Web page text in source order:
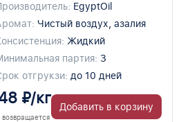
EgyptOil
Чистый воздух, азалия
Жидкий
партия: 3
отгрукзи: до 10 дней
₽/кг Добавить в корзину